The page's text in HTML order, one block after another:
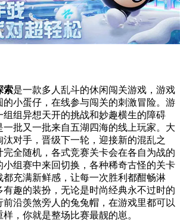
索是一款多人乱斗的休闲闯关游戏，游戏
的小蛋仔，在线参与闯关的刺激冒险。游
组组异想天开的挑战和妙趣横生的障碍
批又一批来自五湖四海的线上玩家。大
对手，晋级下一轮，迎接新的混乱之
全随机，各式竞赛关卡会在各自为战的
小组赛中来回切换，各种稀奇古怪的关卡
都充满新鲜感，让每一次胜利都酣畅淋
趣的装扮，无论是时尚经典永不过时的
沿羡煞旁人的兔兔帽，在游戏里都可以
，你就是整场比赛最靓的崽。